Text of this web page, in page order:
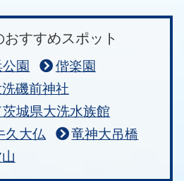
すすめスポット
園
偕楽園
洗磯前神社
城県大洗水族館
久大仏
竜神大吊橋